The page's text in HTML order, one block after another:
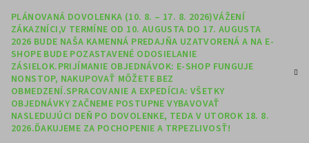
PLÁNOVANÁ DOVOLENKA (10. 8. – 17. 8. 2026)VÁŽENÍ
ZÁKAZNÍCI,V TERMÍNE OD 10. AUGUSTA DO 17. AUGUSTA
2026 BUDE NAŠA KAMENNÁ PREDAJŇA UZATVORENÁ A NA E-
SHOPE BUDE POZASTAVENÉ ODOSIELANIE
ZÁSIELOK.PRIJÍMANIE OBJEDNÁVOK: E-SHOP FUNGUJE
NONSTOP, NAKUPOVAŤ MÔŽETE BEZ
OBMEDZENÍ.SPRACOVANIE A EXPEDÍCIA: VŠETKY
OBJEDNÁVKY ZAČNEME POSTUPNE VYBAVOVAŤ
NASLEDUJÚCI DEŇ PO DOVOLENKE, TEDA V UTOROK 18. 8.
2026.ĎAKUJEME ZA POCHOPENIE A TRPEZLIVOSŤ!